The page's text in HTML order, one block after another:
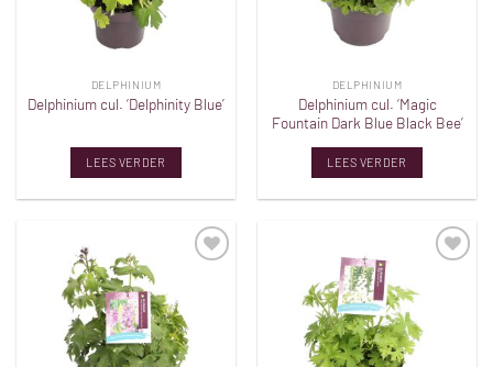
DELPHINIUM
Delphinium cul. ‘Delphinity Blue’
LEES VERDER
DELPHINIUM
Delphinium cul. ‘Magic
Fountain Dark Blue Black Bee’
LEES VERDER
verlanglijst
verlanglijst